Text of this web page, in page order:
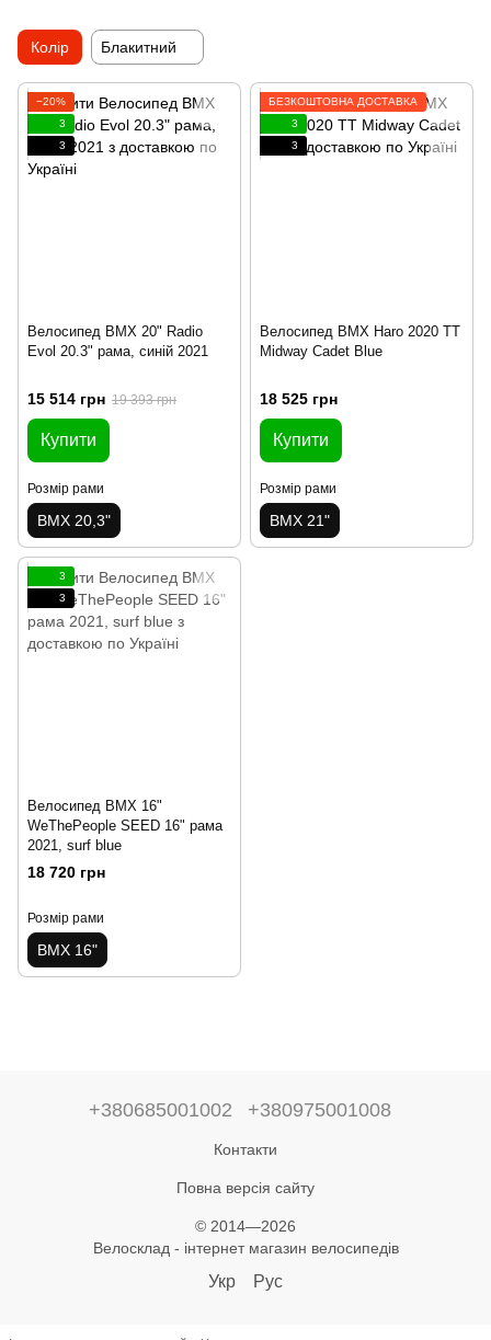
Колір Блакитний
−20%
3
3
Велосипед BMX 20" Radio
Evol 20.3" рама, синій 2021
15 514 грн 19 393 грн
Купити
Розмір рами
BMX 20,3"
БЕЗКОШТОВНА ДОСТАВКА
3
3
Велосипед BMX Haro 2020 TT
Midway Cadet Blue
18 525 грн
Купити
Розмір рами
BMX 21"
3
3
Велосипед BMX 16"
WeThePeople SEED 16" рама
2021, surf blue
18 720 грн
Розмір рами
BMX 16"
+380685001002 +380975001008
Контакти
Повна версія сайту
© 2014—2026
Велосклад - інтернет магазин велосипедів
Укр Рус